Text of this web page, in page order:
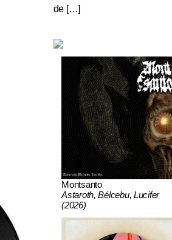
de […]
Montsanto
Astaroth, Bélcebu, Lucifer
(2026)